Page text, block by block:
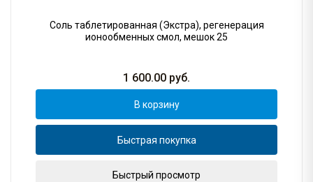
Соль таблетированная (Экстра), регенерация
ионообменных смол, мешок 25
1 600.00 руб.
В корзину
Быстрая покупка
Быстрый просмотр